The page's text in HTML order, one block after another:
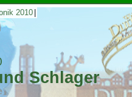
2010
Schlager